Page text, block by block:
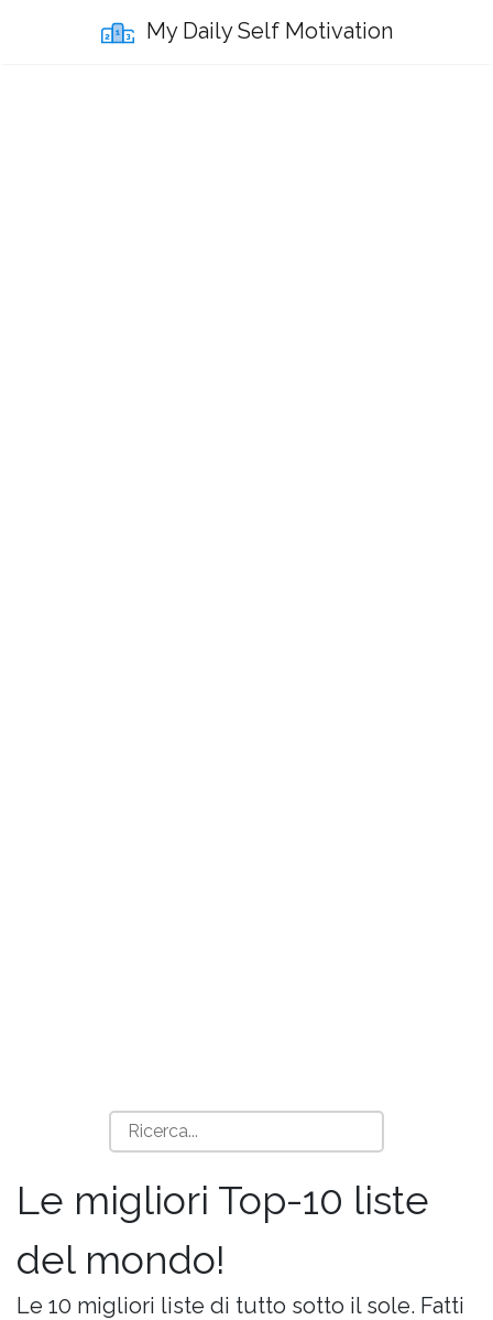
My Daily Self Motivation
Le migliori Top-10 liste
del mondo!
Le 10 migliori liste di tutto sotto il sole. Fatti